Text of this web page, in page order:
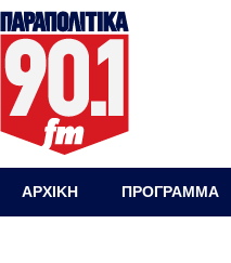
ΑΡΧΙΚΗ ΠΡΟΓΡΑΜΜΑ